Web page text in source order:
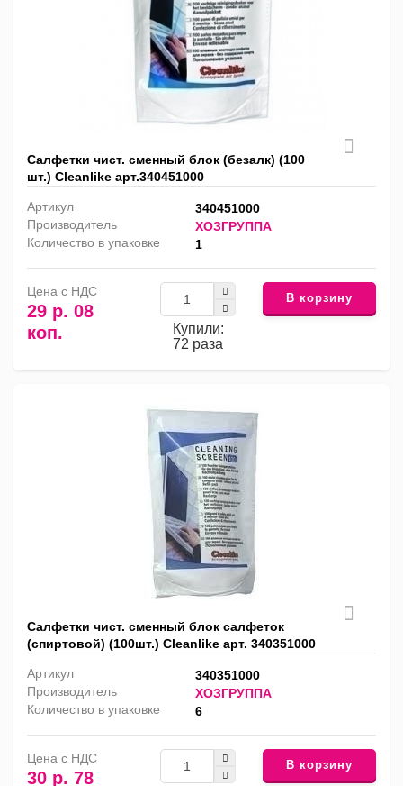
Салфетки чист. сменный блок (безалк) (100
шт.) Cleanlike арт.340451000
Артикул
340451000
Производитель
ХОЗГРУППА
Количество в упаковке
1
Цена с НДС
29 р. 08
коп.
Купили:
72 раза
В корзину
Салфетки чист. сменный блок салфеток
(спиртовой) (100шт.) Cleanlike арт. 340351000
Артикул
340351000
Производитель
ХОЗГРУППА
Количество в упаковке
6
Цена с НДС
30 р. 78
В корзину